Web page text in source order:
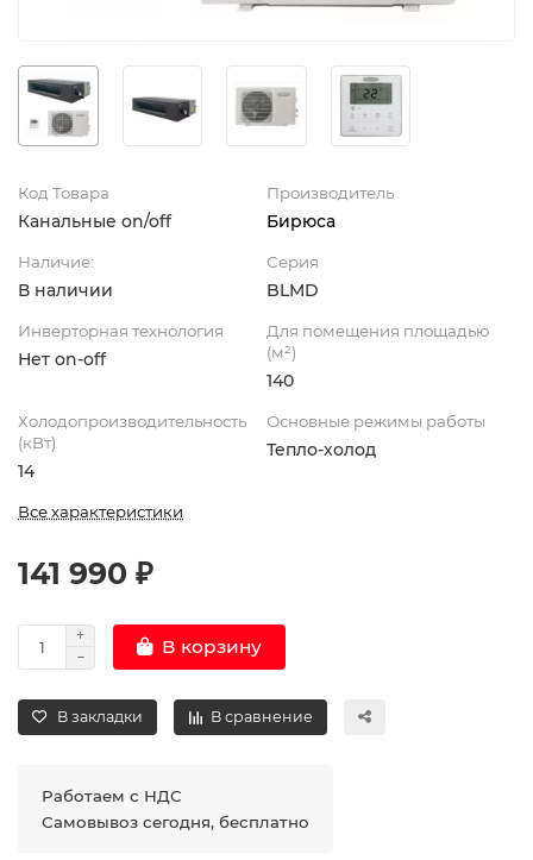
Код Товара
Канальные on/off
Производитель
Бирюса
Наличие:
В наличии
Серия
BLMD
Инверторная технология
Нет on-off
Для помещения площадью
(м²)
140
Холодопроизводительность
(кВт)
14
Основные режимы работы
Тепло-холод
Все характеристики
141 990 ₽
В корзину
В закладки В сравнение
Работаем с НДС
Самовывоз сегодня, бесплатно